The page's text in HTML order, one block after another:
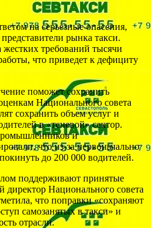
на серьезные опасения,
рынка такси.
жестких требований тысячи
что приведет к дефициту
поможет сохранить
Национального совета
сохранить объем услуг и
в «теневой» сектор.
и
что из-за первоначально
до 200 000 водителей.
поддерживают принятые
Национального совета
что поправки «сохраняют
самозанятых в такси» и
отрасли.